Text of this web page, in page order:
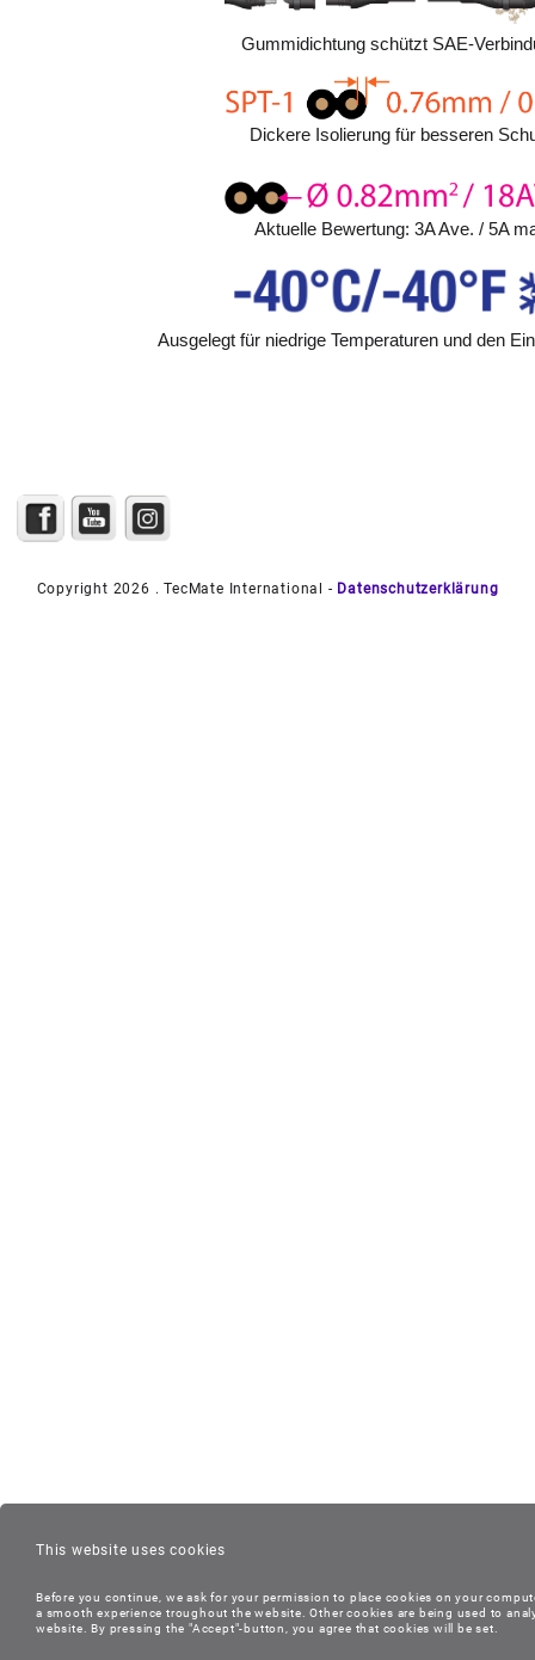
Gummidichtung schützt SAE-
Dickere Isolierung für besseren
Aktuelle Bewertung: 3A Ave. / 5A
Ausgelegt für niedrige Temperaturen und den
Copyright 2026 . TecMate International - Datenschutzerklärung
This website uses cookies
Before you continue, we ask for your permission to place cookies on your
a smooth experience troughout the website. Other cookies are being used to
website. By pressing the "Accept"-button, you agree that cookies will be set.